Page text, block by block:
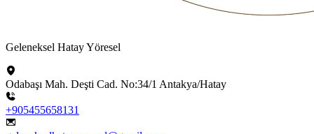
Geleneksel Hatay Yöresel
Odabaşı Mah. Deşti Cad. No:34/1 Antakya/Hatay
+905455658131